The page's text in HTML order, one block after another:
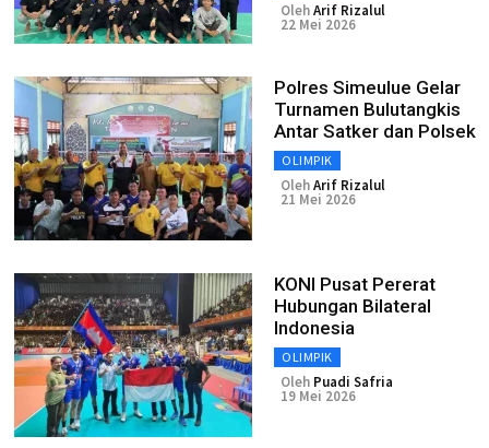
OlehArif Rizalul
22 Mei 2026
Polres Simeulue Gelar
Turnamen Bulutangkis
Antar Satker dan Polsek
OLIMPIK
OlehArif Rizalul
21 Mei 2026
KONI Pusat Pererat
Hubungan Bilateral
Indonesia
OLIMPIK
Oleh Puadi Safria
19 Mei 2026